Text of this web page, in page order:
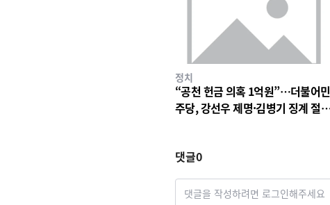
정치
“공천 헌금 의혹 1억원”…더불어민
주당, 강선우 제명·김병기 징계 절
댓글0
댓글을 작성하려면 로그인해주세요